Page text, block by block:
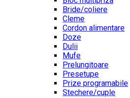
Bride/coliere
Cleme
Cordon alimentare
Doze
Dulii
Mufe
Prelungitoare
Presetupe
Prize programabile
Stechere/cuple